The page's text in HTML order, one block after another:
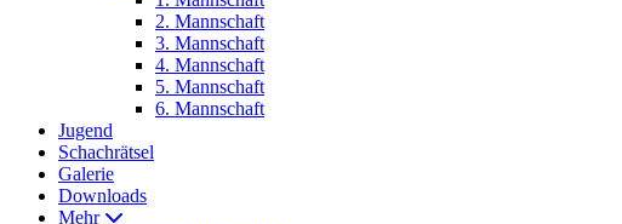
2. Mannschaft
3. Mannschaft
4. Mannschaft
5. Mannschaft
6. Mannschaft
Jugend
Schachrätsel
Galerie
Downloads
Mehr